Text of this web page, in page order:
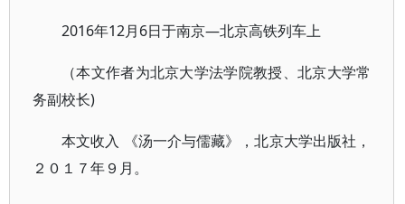
2016年12月6日于南京—北京高铁列车上
（本文作者为北京大学法学院教授、北京大学常
务副校长)
本文收入 《汤一介与儒藏》，北京大学出版社，
２０１７年９月。